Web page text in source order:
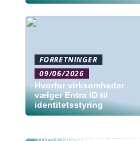
FORRETNINGER
09/06/2026
Hvorfor virksomheder
vælger Entra ID til
identitetsstyring
Den teknologiske
med udstyr fra